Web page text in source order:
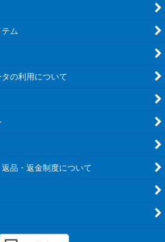
ム
の利用について
返品・返金制度について